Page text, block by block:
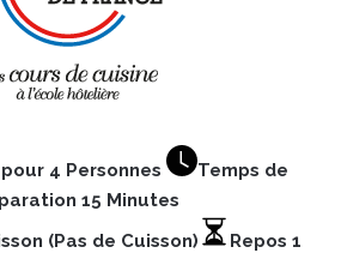
4 Personnes
Temps de
15 Minutes
(Pas de Cuisson)
Repos 1